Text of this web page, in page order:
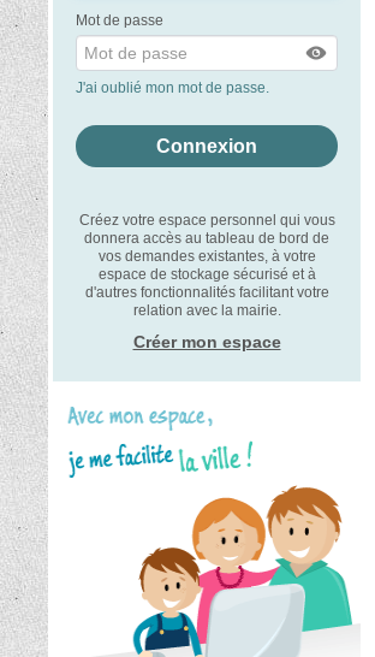
Mot de passe
J'ai oublié mon mot de passe.
Créez votre espace personnel qui vous
donnera accès au tableau de bord de
vos demandes existantes, à votre
espace de stockage sécurisé et à
d'autres fonctionnalités facilitant votre
relation avec la mairie.
Créer mon espace